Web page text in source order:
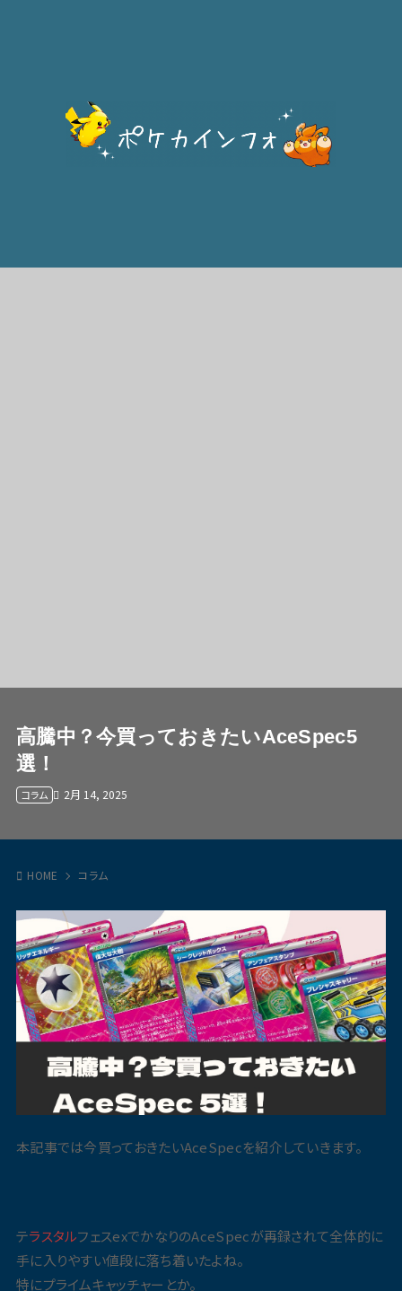
高騰中？今買っておきたいAceSpec5
選！
2月 14, 2025
コラム
HOME コラム
本記事では今買っておきたいAceSpecを紹介していきます。
テラスタルフェスexでかなりのAceSpecが再録されて全体的に
手に入りやすい値段に落ち着いたよね。
特にプライムキャッチャーとか。